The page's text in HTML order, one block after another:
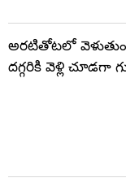
అరటితోటలో
దగ్గరికి వెళ్లి చూడగా